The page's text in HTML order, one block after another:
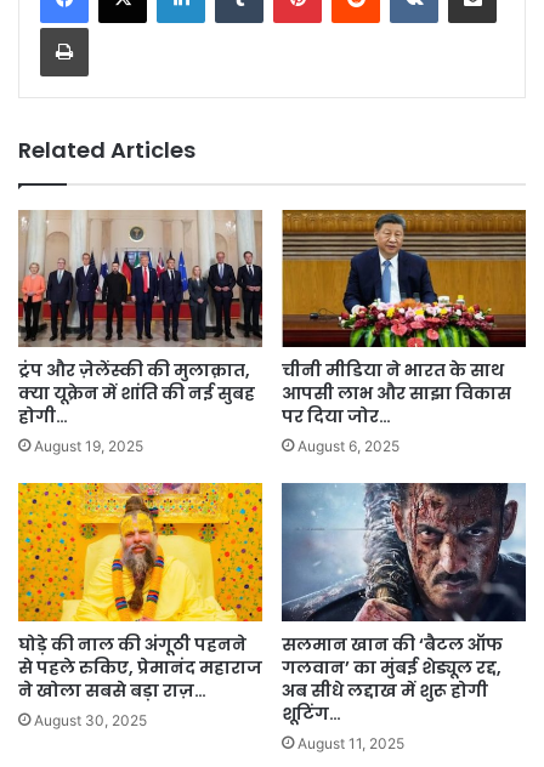
Print
Related Articles
ट्रंप और ज़ेलेंस्की की मुलाक़ात,
क्या यूक्रेन में शांति की नई सुबह
होगी…
August 19, 2025
चीनी मीडिया ने भारत के साथ
आपसी लाभ और साझा विकास
पर दिया जोर…
August 6, 2025
घोड़े की नाल की अंगूठी पहनने
से पहले रुकिए, प्रेमानंद महाराज
ने खोला सबसे बड़ा राज़…
August 30, 2025
सलमान खान की ‘बैटल ऑफ
गलवान’ का मुंबई शेड्यूल रद्द,
अब सीधे लद्दाख में शुरू होगी
शूटिंग…
August 11, 2025